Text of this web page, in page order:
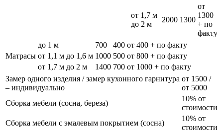
от 1,7 м
до 2 м
2000 1300
от
1300
+ по
факту
Матрасы
до 1 м 700 400 от 400 + по факту
от 1,1 м до 1,6 м 1000 500 от 800 + по факту
от 1,7 м до 2 м
1400 700 от 1000 + по факту
Замер одного изделия / замер кухонного гарнитура
– индивидуально
от 1500 /
от 5000
Сборка мебели (сосна, береза)
10% от
стоимости
Сборка мебели с эмалевым покрытием (сосна)
10% от
стоимости